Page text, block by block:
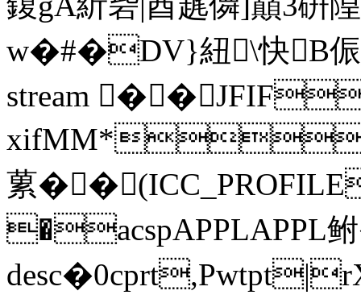
w�#�DV}紐\快B侲;
stream
蔂
�acspAPPLAPPL